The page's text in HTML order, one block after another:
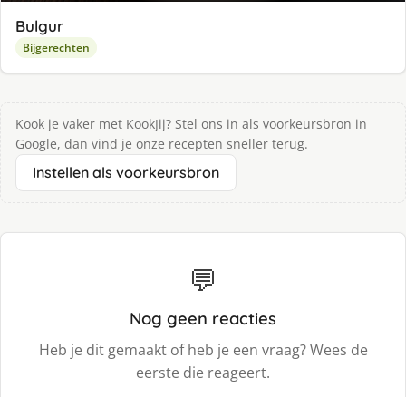
Bulgur
Bijgerechten
Kook je vaker met KookJij? Stel ons in als voorkeursbron in
Google, dan vind je onze recepten sneller terug.
Instellen als voorkeursbron
💬
Nog geen reacties
Heb je dit gemaakt of heb je een vraag? Wees de
eerste die reageert.